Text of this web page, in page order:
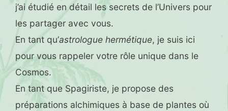
j’ai étudié en détail les secrets de l’Univers pour
les partager avec vous.
En tant qu’astrologue hermétique, je suis ici
pour vous rappeler votre rôle unique dans le
Cosmos.
En tant que Spagiriste, je propose des
préparations alchimiques à base de plantes où